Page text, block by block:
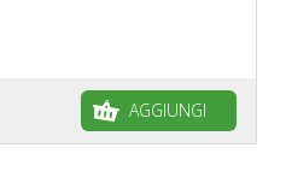
AGGIUNGI